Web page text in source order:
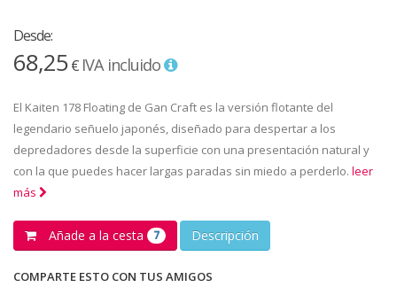
Desde:
68,25€ IVA incluido
El Kaiten 178 Floating de Gan Craft es la versión flotante del
legendario señuelo japonés, diseñado para despertar a los
depredadores desde la superficie con una presentación natural y
con la que puedes hacer largas paradas sin miedo a perderlo. leer
más
Añade a la cesta 7 Descripción
COMPARTE ESTO CON TUS AMIGOS